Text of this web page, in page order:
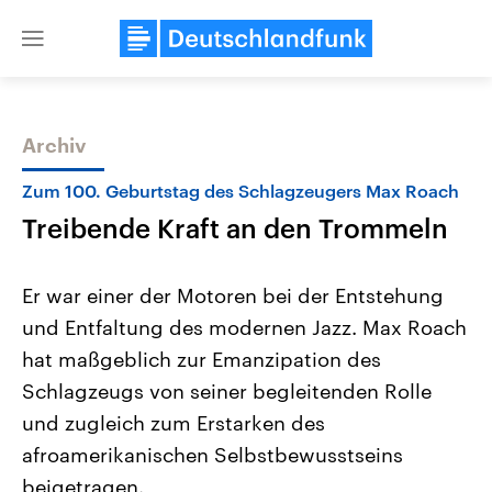
Close
Themen
Landtagswahl Sachsen-Anhalt
2026
Alle Informationen
Sachsen-Anhalt wählt am 6.
September 2026 einen neuen
Bundesland von einer Koalition aus
USA
Aktuelle Beiträge,
Hintergründe
Wirtschaftlich und
gehören die Vereinigten
Archiv
Zum 100. Geburtstag des Schlagzeugers Max Roach
Treibende Kraft an den Trommeln
Er war einer der Motoren bei der Entstehung
und Entfaltung des modernen Jazz. Max Roach
hat maßgeblich zur Emanzipation des
Schlagzeugs von seiner begleitenden Rolle
und zugleich zum Erstarken des
afroamerikanischen Selbstbewusstseins
beigetragen.